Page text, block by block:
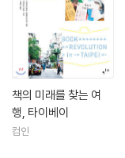
책의 미래를 찾는 여
행, 타이베이
컴인